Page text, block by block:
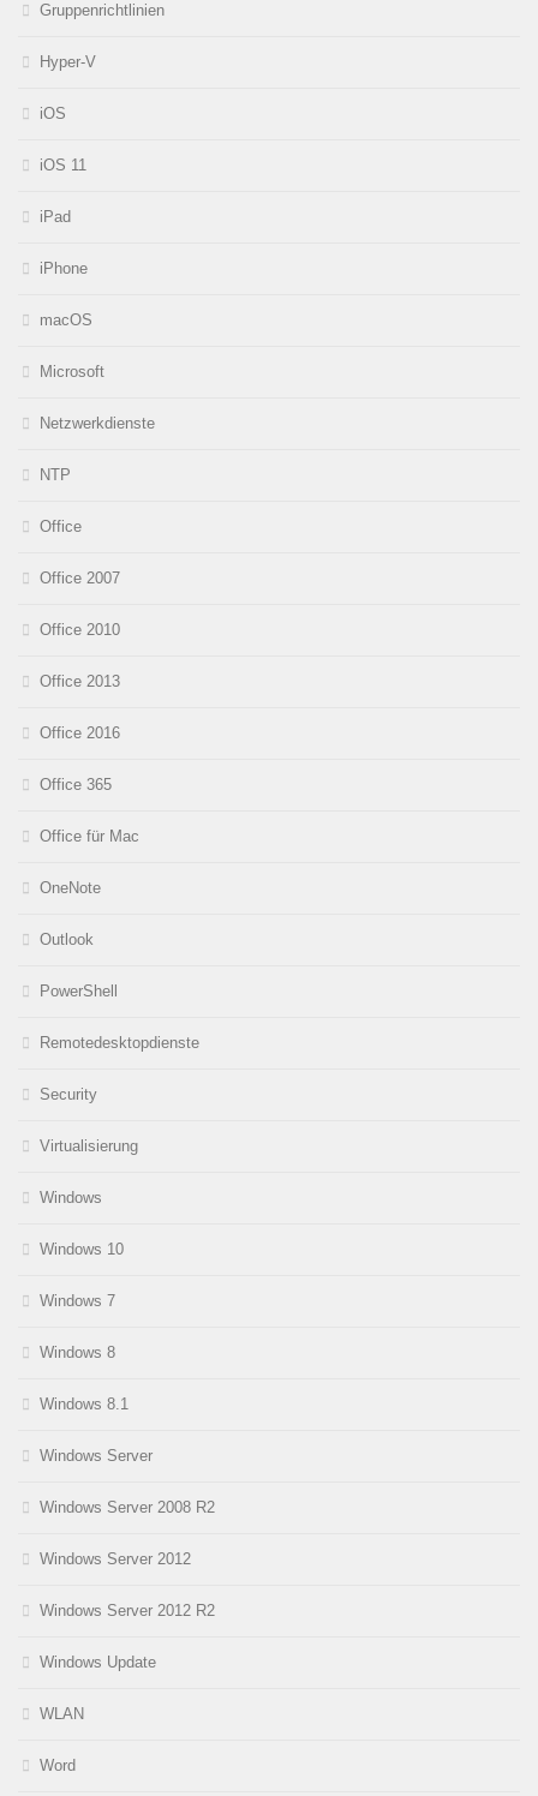
Gruppenrichtlinien
Hyper-V
iOS
iOS 11
iPad
iPhone
macOS
Microsoft
Netzwerkdienste
NTP
Office
Office 2007
Office 2010
Office 2013
Office 2016
Office 365
Office für Mac
OneNote
Outlook
PowerShell
Remotedesktopdienste
Security
Virtualisierung
Windows
Windows 10
Windows 7
Windows 8
Windows 8.1
Windows Server
Windows Server 2008 R2
Windows Server 2012
Windows Server 2012 R2
Windows Update
WLAN
Word